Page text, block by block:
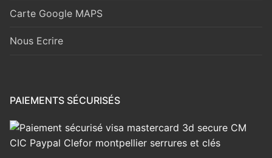
Carte Google MAPS
Nous Ecrire
PAIEMENTS SÉCURISÉS